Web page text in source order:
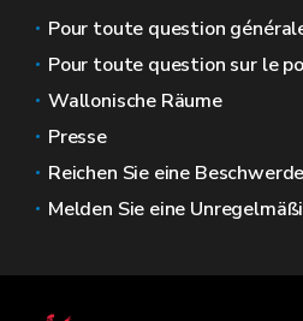
Pour toute question
Pour toute question sur le
Wallonische Räume
Presse
Reichen Sie eine
Melden Sie eine